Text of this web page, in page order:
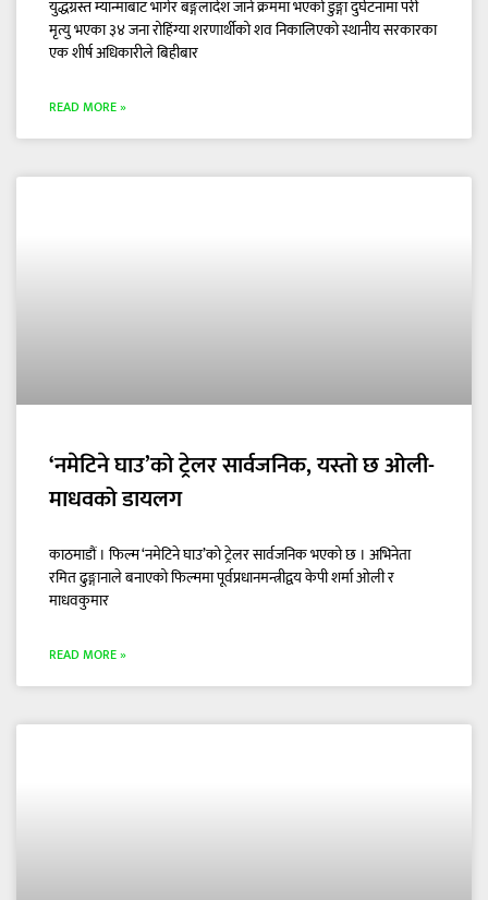
युद्धग्रस्त म्यान्माबाट भागेर बङ्गलादेश जाने क्रममा भएको डुङ्गा दुर्घटनामा परी
मृत्यु भएका ३४ जना रोहिंग्या शरणार्थीको शव निकालिएको स्थानीय सरकारका
एक शीर्ष अधिकारीले बिहीबार
READ MORE »
‘नमेटिने घाउ’को ट्रेलर सार्वजनिक, यस्तो छ ओली-
माधवको डायलग
काठमाडौं । फिल्म ‘नमेटिने घाउ’को ट्रेलर सार्वजनिक भएको छ । अभिनेता
रमित ढुङ्गानाले बनाएको फिल्ममा पूर्वप्रधानमन्त्रीद्वय केपी शर्मा ओली र
माधवकुमार
READ MORE »